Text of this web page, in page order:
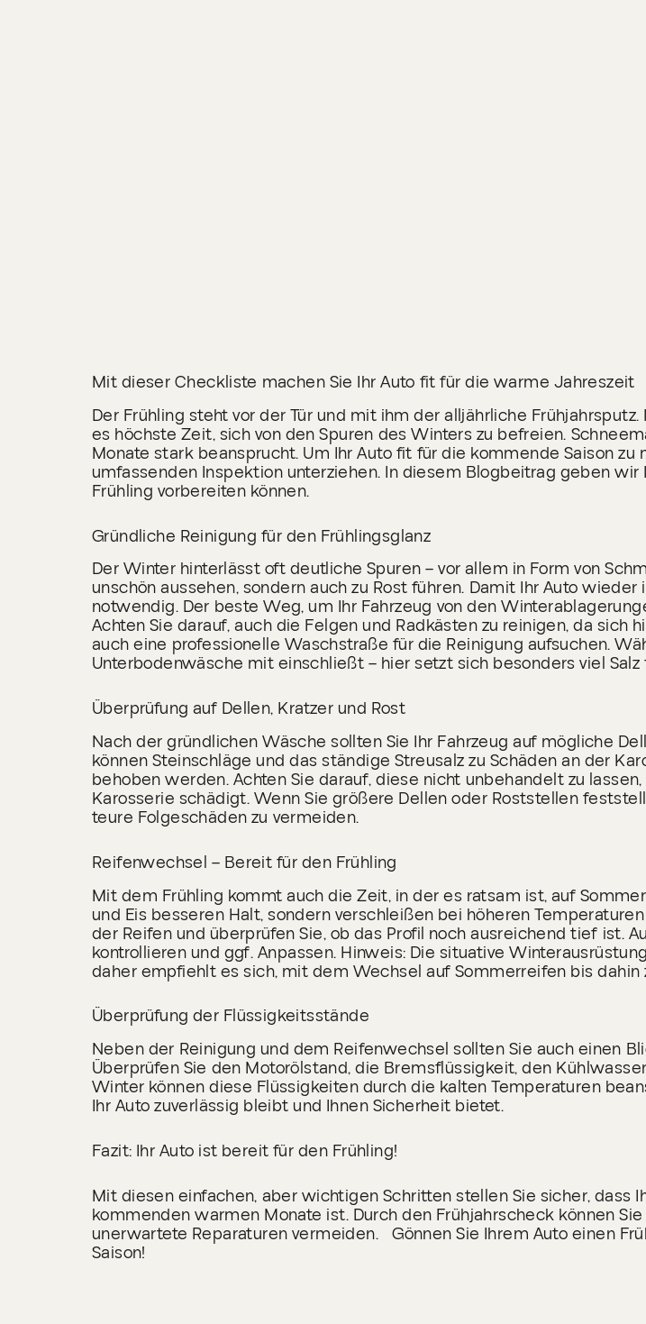
Mit dieser Checkliste machen Sie Ihr Auto fit für die warme Jahreszeit
Der Frühling steht vor der Tür und mit ihm der alljährliche
es höchste Zeit, sich von den Spuren des Winters zu befreien.
Monate stark beansprucht. Um Ihr Auto fit für die kommende Saison
umfassenden Inspektion unterziehen. In diesem Blogbeitrag geben
Frühling vorbereiten können.
Gründliche Reinigung für den Frühlingsglanz
Der Winter hinterlässt oft deutliche Spuren – vor allem in Form von
unschön aussehen, sondern auch zu Rost führen. Damit Ihr Auto
notwendig. Der beste Weg, um Ihr Fahrzeug von den
Achten Sie darauf, auch die Felgen und Radkästen zu reinigen, da
auch eine professionelle Waschstraße für die Reinigung aufsuchen.
Unterbodenwäsche mit einschließt – hier setzt sich besonders viel
Überprüfung auf Dellen, Kratzer und Rost
Nach der gründlichen Wäsche sollten Sie Ihr Fahrzeug auf mögliche
können Steinschläge und das ständige Streusalz zu Schäden an der
behoben werden. Achten Sie darauf, diese nicht unbehandelt zu
Karosserie schädigt. Wenn Sie größere Dellen oder Roststellen
teure Folgeschäden zu vermeiden.
Reifenwechsel – Bereit für den Frühling
Mit dem Frühling kommt auch die Zeit, in der es ratsam ist, auf
und Eis besseren Halt, sondern verschleißen bei höheren
der Reifen und überprüfen Sie, ob das Profil noch ausreichend tief ist.
kontrollieren und ggf. Anpassen. Hinweis: Die situative
daher empfiehlt es sich, mit dem Wechsel auf Sommerreifen bis dahin
Überprüfung der Flüssigkeitsstände
Neben der Reinigung und dem Reifenwechsel sollten Sie auch einen
Überprüfen Sie den Motorölstand, die Bremsflüssigkeit, den
Winter können diese Flüssigkeiten durch die kalten Temperaturen
Ihr Auto zuverlässig bleibt und Ihnen Sicherheit bietet.
Fazit: Ihr Auto ist bereit für den Frühling!
Mit diesen einfachen, aber wichtigen Schritten stellen Sie sicher, dass
kommenden warmen Monate ist. Durch den Frühjahrscheck können
unerwartete Reparaturen vermeiden. Gönnen Sie Ihrem Auto einen
Saison!